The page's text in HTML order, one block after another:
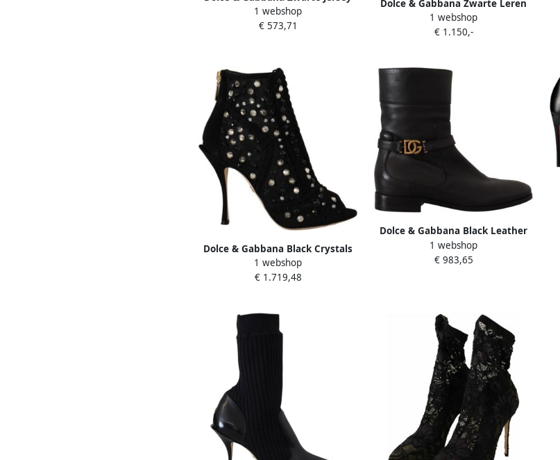
Enkellaarzen met Stiletto Black
Dames
1 webshop
€ 573,71
Dolce & Gabbana Zwarte Leren
Laarzen met DG Logo
Uitgesneden Black Dames
1 webshop
€ 1.150,-
Dolce & Gabbana Black Crystals
Heels Zipper Short Boots Shoes
Zwart Dames
1 webshop
€ 1.719,48
Dolce & Gabbana Black Leather
Flats Logo Short Boots Shoes
Zwart Dames
1 webshop
€ 983,65